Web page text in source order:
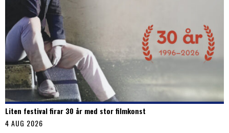
Liten festival firar 30 år med stor filmkonst
4 AUG 2026